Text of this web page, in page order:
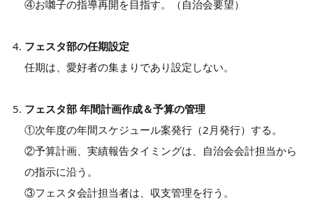
④お囃子の指導再開を目指す。（自治会要望）
フェスタ部の任期設定
任期は、愛好者の集まりであり設定しない。
フェスタ部 年間計画作成＆予算の管理
①次年度の年間スケジュール案発行（2月発行）する。
②予算計画、実績報告タイミングは、自治会会計担当から
の指示に沿う。
③フェスタ会計担当者は、収支管理を行う。